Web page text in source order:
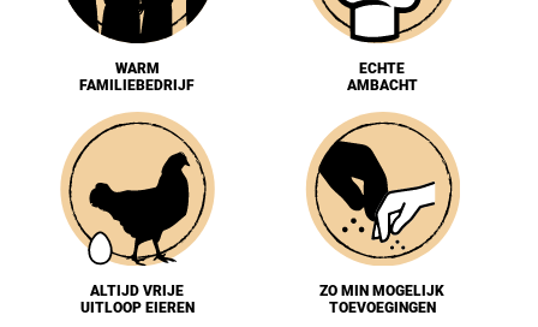
WARM
FAMILIEBEDRIJF
ECHTE
AMBACHT
ALTIJD VRIJE
UITLOOP EIEREN
ZO MIN MOGELIJK
TOEVOEGINGEN